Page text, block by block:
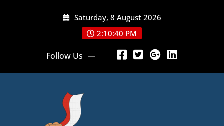
Saturday, 8 August 2026
2:10:42 PM
Follow Us